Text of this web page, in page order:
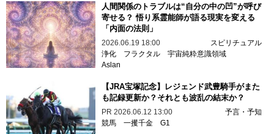
人間関係のトラブルは“自分の中の凹”が呼び
寄せる？ 悟り系霊能師が語る現実を変える
「内面の法則」
2026.06.19 18:00
スピリチュアル
浄化
フラクタル 宇宙純粋意識領域
Aslan
【JRA宝塚記念】レジェンド武豊騎手がまた
も記録更新か？それとも波乱の結末か？
PR 2026.06.12 13:00
予言・予知
競馬 一攫千金 G1